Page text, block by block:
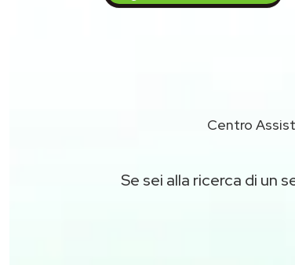
Centro
Se sei alla ricerca di un